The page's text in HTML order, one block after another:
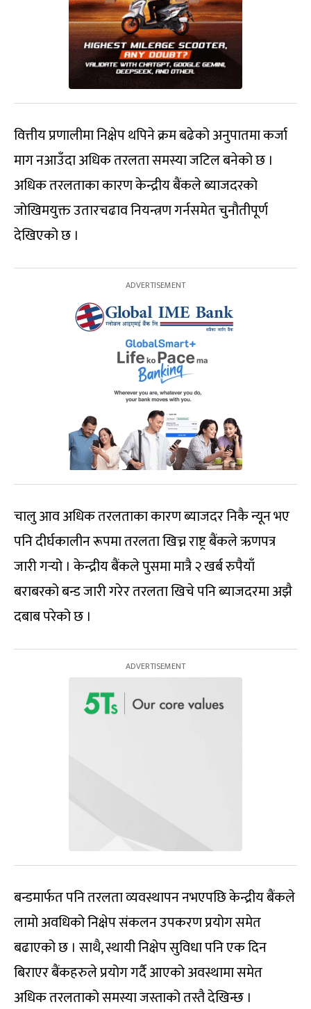
वित्तीय प्रणालीमा निक्षेप थपिने क्रम बढेको अनुपातमा कर्जा
माग नआउँदा अधिक तरलता समस्या जटिल बनेको छ ।
अधिक तरलताका कारण केन्द्रीय बैंकले ब्याजदरको
जोखिमयुक्त उतारचढाव नियन्त्रण गर्नसमेत चुनौतीपूर्ण
देखिएको छ ।
चालु आव अधिक तरलताका कारण ब्याजदर निकै न्यून भए
पनि दीर्घकालीन रूपमा तरलता खिच्न राष्ट्र बैंकले ऋणपत्र
जारी गर्‍यो । केन्द्रीय बैंकले पुसमा मात्रै २ खर्ब रुपैयाँ
बराबरको बन्ड जारी गरेर तरलता खिचे पनि ब्याजदरमा अझै
दबाब परेको छ ।
बन्डमार्फत पनि तरलता व्यवस्थापन नभएपछि केन्द्रीय बैंकले
लामो अवधिको निक्षेप संकलन उपकरण प्रयोग समेत
बढाएको छ । साथै, स्थायी निक्षेप सुविधा पनि एक दिन
बिराएर बैंकहरुले प्रयोग गर्दै आएको अवस्थामा समेत
अधिक तरलताको समस्या जस्ताको तस्तै देखिन्छ ।